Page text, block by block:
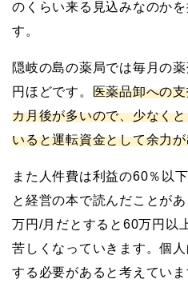
のくらい来る見込みなのか
す。
隠岐の島の薬局では毎月の
円ほどです。 医薬品卸への
カ月後が多いので、少なく
いると運転資金として余力
また人件費は利益の60％以
と経営の本で読んだことが
万円/月だとすると60万円以
苦しくなっていきます。個
する必要があると考えていま